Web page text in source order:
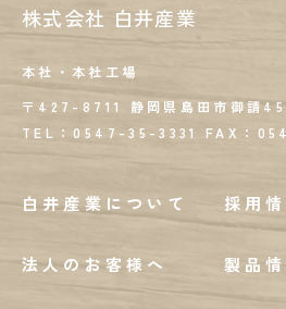
株式会社 白井産業
本社・本社工場
〒427-8711 静岡県島田市御請
TEL：0547-35-3331
FAX：
白井産業について
法人のお客様へ
採用
製品情